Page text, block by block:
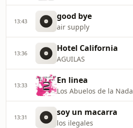
13:43 good bye
air supply
13:36 Hotel California
AGUILAS
13:33 En linea
Los Abuelos de la Nada
13:31 soy un macarra
los ilegales